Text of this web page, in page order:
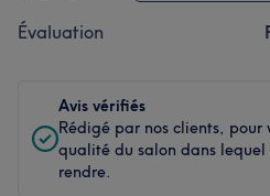
Évaluation
Avis vérifiés
Rédigé par nos clients,
qualité du salon dans lequel
rendre.